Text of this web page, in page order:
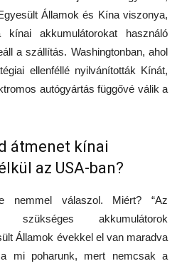
Államok és Kína viszonya,
akkumulátorokat használó
a szállítás. Washingtonban, ahol
ellenféllé nyilvánították Kínát,
autógyártás függővé válik a
átmenet kínai
az USA-ban?
nemmel válaszol. Miért? “Az
szükséges akkumulátorok
Államok évekkel el van maradva
mi poharunk, mert nemcsak a